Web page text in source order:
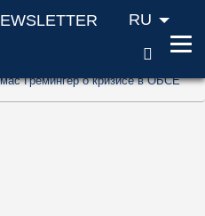
(ключ доступа
доступа '2')
(ключ доступа '3')
RU
Гремингер о кризисе в ОБСЕ